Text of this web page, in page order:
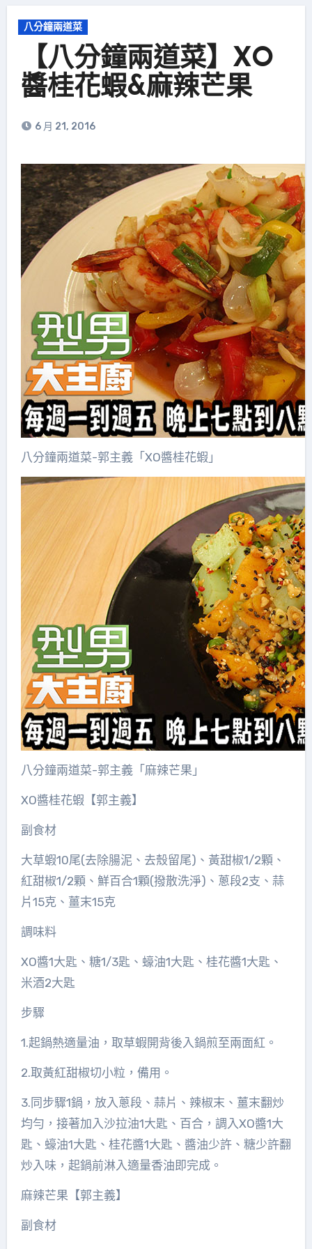
八分鐘兩道菜
【八分鐘兩道菜】XO
醬桂花蝦&麻辣芒果
6 月 21, 2016
八分鐘兩道菜-郭主義「XO醬桂花蝦」
八分鐘兩道菜-郭主義「麻辣芒果」
XO醬桂花蝦【郭主義】
副食材
大草蝦10尾(去除腸泥、去殼留尾)、黃甜椒1/2顆、
紅甜椒1/2顆、鮮百合1顆(撥散洗淨)、蔥段2支、蒜
片15克、薑末15克
調味料
XO醬1大匙、糖1/3匙、蠔油1大匙、桂花醬1大匙、
米酒2大匙
步驟
1.起鍋熱適量油，取草蝦開背後入鍋煎至兩面紅。
2.取黃紅甜椒切小粒，備用。
3.同步驟1鍋，放入蔥段、蒜片、辣椒末、薑末翻炒
均勻，接著加入沙拉油1大匙、百合，調入XO醬1大
匙、蠔油1大匙、桂花醬1大匙、醬油少許、糖少許翻
炒入味，起鍋前淋入適量香油即完成。
麻辣芒果【郭主義】
副食材